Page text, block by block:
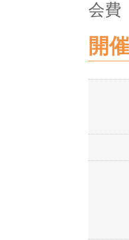
会費
開